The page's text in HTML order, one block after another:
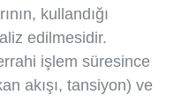
kullandığı
edilmesidir.
işlem süresince
akışı, tansiyon) ve